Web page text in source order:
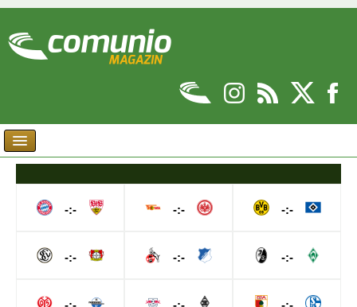
-:-
-:-
-:-
-:-
-:-
-:-